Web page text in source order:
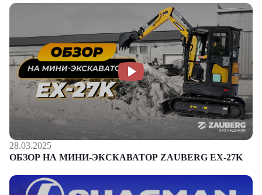
28.03.2025
ОБЗОР НА МИНИ-ЭКСКАВАТОР ZAUBERG EX-27K